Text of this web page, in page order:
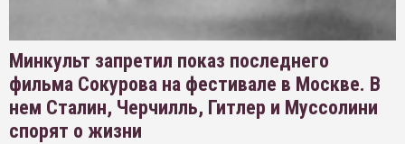
Минкульт запретил показ последнего
фильма Сокурова на фестивале в Москве. В
нем Сталин, Черчилль, Гитлер и Муссолини
спорят о жизни